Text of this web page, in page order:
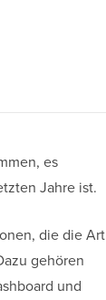
es
Jahre ist.
die die Art
gehören
und